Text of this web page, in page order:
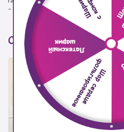
– просто позвоните нам.
С этим товаром